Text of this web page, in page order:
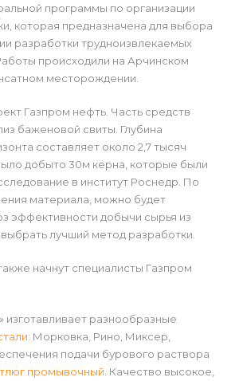
программы по организации
которая предназначена для выбора
разработки трудноизвлекаемых
происходили на Арчинском
месторождении.
Газпром нефть. Часть средств
баженовой свиты. Глубина
составляет около 2,7 тысяч
добыто 30м керна, которые были
в институт Роснедр. По
материала, можно будет
эффективности добычи сырья из
лучший метод разработки.
начнут специалисты Газпром
разнообразные
: Морковка, Рино, Миксер,
подачи бурового раствора
промывочный . Качество высокое,